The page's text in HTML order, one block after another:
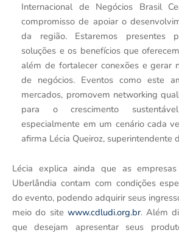
Internacional de Negócios Brasil
compromisso de apoiar o
da região. Estaremos presentes
soluções e os benefícios que
além de fortalecer conexões e gerar
de negócios. Eventos como este
mercados, promovem networking
para o crescimento
especialmente em um cenário cada
afirma Lécia Queiroz, superintendente
Lécia explica ainda que as
Uberlândia contam com condições
do evento, podendo adquirir seus
meio do site www.cdludi.org.br. Além
que desejam apresentar seus